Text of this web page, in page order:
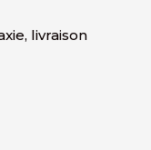
livraison